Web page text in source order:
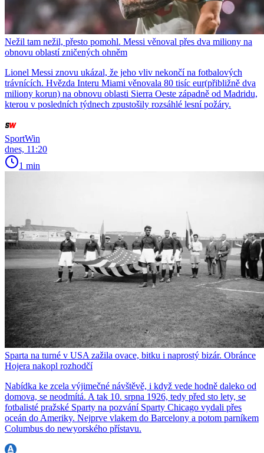
Nežil tam nežil, přesto pomohl. Messi věnoval přes dva miliony na
obnovu oblastí zničených ohněm
Lionel Messi znovu ukázal, že jeho vliv nekončí na fotbalových
trávnících. Hvězda Interu Miami věnovala 80 tisíc eur(přibližně dva
miliony korun) na obnovu oblasti Sierra Oeste západně od Madridu,
kterou v posledních týdnech zpustošily rozsáhlé lesní požáry.
SportWin
dnes, 11:20
1 min
Sparta na turné v USA zažila ovace, bitku i naprostý bizár. Obránce
Hojera nakopl rozhodčí
Nabídka ke zcela výjimečné návštěvě, i když vede hodně daleko od
domova, se neodmítá. A tak 10. srpna 1926, tedy před sto lety, se
fotbalisté pražské Sparty na pozvání Sparty Chicago vydali přes
oceán do Ameriky. Nejprve vlakem do Barcelony a potom parníkem
Columbus do newyorského přístavu.